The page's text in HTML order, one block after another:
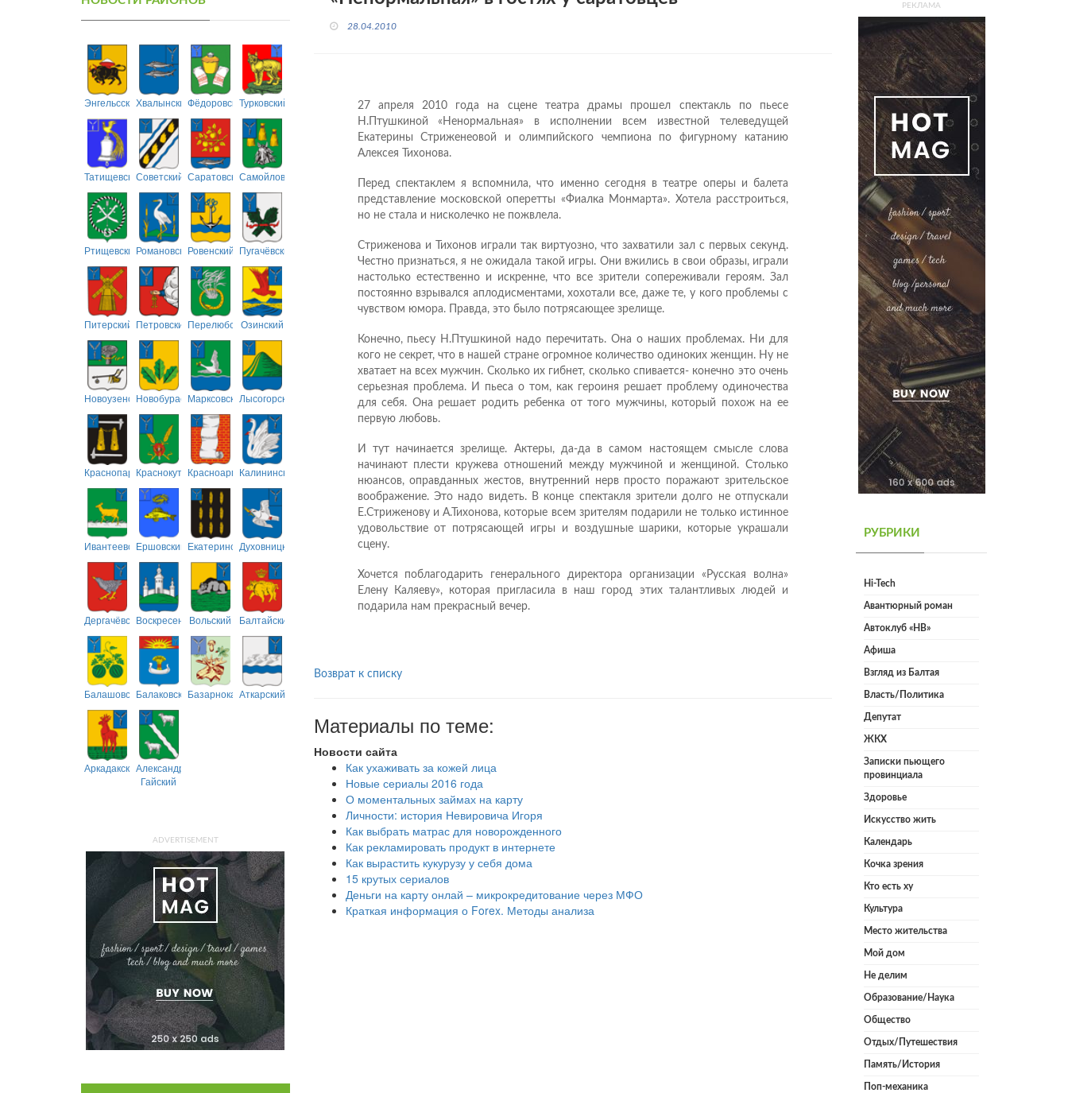
ЭнгельсскийХвалынскийФёдоровскийТурковский
ТатищевскийСоветский СаратовскийСамойловский
РтищевскийРомановскийРовенский Пугачёвский
Питерский ПетровскийПерелюбскийОзинский
НовоузенскийНовобурасскийМарксовскийЛысогорский
Краснопартизанский
КраснокутскийКрасноармейский
Калининский
ИвантеевскийЕршовский ЕкатериновскийДуховницкий
ДергачёвскийВоскресенскийВольский Балтайский
БалашовскийБалаковскийБазарнокарабулакский
Аткарский
АркадакскийАлександрово-
Гайский
ADVERTISEMENT
28.04.2010
27 апреля 2010 года на сцене театра драмы прошел спектакль по пьесе
Н.Птушкиной «Ненормальная» в исполнении всем известной телеведущей
Екатерины Стриженеовой и олимпийского чемпиона по фигурному катанию
Алексея Тихонова.
Перед спектаклем я вспомнила, что именно сегодня в театре оперы и балета
представление московской оперетты «Фиалка Монмарта». Хотела расстроиться,
но не стала и нисколечко не пожвлела.
Стриженова и Тихонов играли так виртуозно, что захватили зал с первых секунд.
Честно признаться, я не ожидала такой игры. Они вжились в свои образы, играли
настолько естественно и искренне, что все зрители сопереживали героям. Зал
постоянно взрывался аплодисментами, хохотали все, даже те, у кого проблемы с
чувством юмора. Правда, это было потрясающее зрелище.
Конечно, пьесу Н.Птушкиной надо перечитать. Она о наших проблемах. Ни для
кого не секрет, что в нашей стране огромное количество одиноких женщин. Ну не
хватает на всех мужчин. Сколько их гибнет, сколько спивается- конечно это очень
серьезная проблема. И пьеса о том, как героиня решает проблему одиночества
для себя. Она решает родить ребенка от того мужчины, который похож на ее
первую любовь.
И тут начинается зрелище. Актеры, да-да в самом настоящем смысле слова
начинают плести кружева отношений между мужчиной и женщиной. Столько
нюансов, оправданных жестов, внутренний нерв просто поражают зрительское
воображение. Это надо видеть. В конце спектакля зрители долго не отпускали
Е.Стриженову и А.Тихонова, которые всем зрителям подарили не только истинное
удовольствие от потрясающей игры и воздушные шарики, которые украшали
сцену.
Хочется поблагодарить генерального директора организации «Русская волна»
Елену Каляеву», которая пригласила в наш город этих талантливых людей и
подарила нам прекрасный вечер.
Возврат к списку
Материалы по теме:
Новости сайта
Как ухаживать за кожей лица
Новые сериалы 2016 года
О моментальных займах на карту
Личности: история Невировича Игоря
Как выбрать матрас для новорожденного
Как рекламировать продукт в интернете
Как вырастить кукурузу у себя дома
15 крутых сериалов
Деньги на карту онлай – микрокредитование через МФО
Краткая информация о Forex. Методы анализа
РЕКЛАМА
РУБРИКИ
Hi-Tech
Авантюрный роман
Автоклуб «НВ»
Афиша
Взгляд из Балтая
Власть/Политика
Депутат
ЖКХ
Записки пьющего
провинциала
Здоровье
Искусство жить
Календарь
Кочка зрения
Кто есть ху
Культура
Место жительства
Мой дом
Не делим
Образование/Наука
Общество
Отдых/Путешествия
Память/История
Поп-механика